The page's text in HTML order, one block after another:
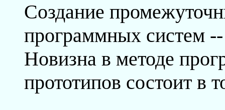
Создание
программных систем
Новизна в методе
прототипов состоит в